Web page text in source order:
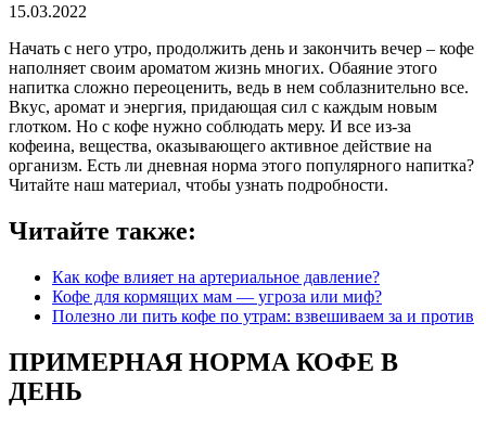
15.03.2022
Начать с него утро, продолжить день и закончить вечер – кофе
наполняет своим ароматом жизнь многих. Обаяние этого
напитка сложно переоценить, ведь в нем соблазнительно все.
Вкус, аромат и энергия, придающая сил с каждым новым
глотком. Но с кофе нужно соблюдать меру. И все из-за
кофеина, вещества, оказывающего активное действие на
организм. Есть ли дневная норма этого популярного напитка?
Читайте наш материал, чтобы узнать подробности.
Читайте также:
Как кофе влияет на артериальное давление?
Кофе для кормящих мам — угроза или миф?
Полезно ли пить кофе по утрам: взвешиваем за и против
ПРИМЕРНАЯ НОРМА КОФЕ В
ДЕНЬ